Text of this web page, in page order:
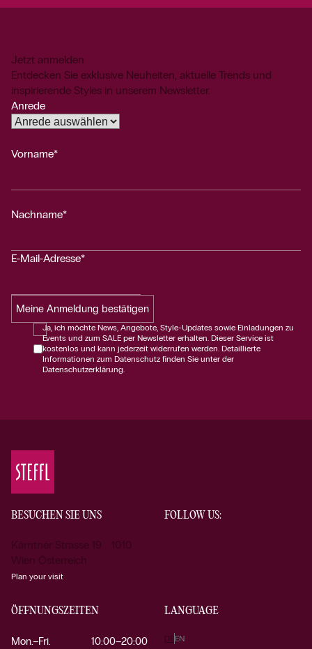
Jetzt anmelden
Entdecken Sie exklusive Neuheiten, aktuelle Trends und
inspirierende Styles in unserem Newsletter.
Anrede
Vorname*
Nachname*
E-Mail-Adresse*
Meine Anmeldung bestätigen
Ja, ich möchte News, Angebote, Style-Updates sowie Einladungen zu
Events und zum SALE per Newsletter erhalten. Dieser Service ist
kostenlos und kann jederzeit widerrufen werden. Detaillierte
Informationen zum Datenschutz finden Sie unter der
Datenschutzerklärung.
BESUCHEN SIE UNS
Kärntner Strasse 19 1010
Wien Österreich
Plan your visit
FOLLOW US:
ÖFFNUNGSZEITEN
Mon.–Fri.
10:00–20:00
LANGUAGE
DE EN